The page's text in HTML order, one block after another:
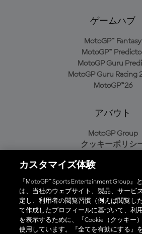
ゲームハブ
MotoGP™ Fantasy
MotoGP™
MotoGP Guru
MotoGP Guru Racing
MotoGP™26
アバウト
MotoGP Group
クッキーポリシ
プライバシーポリ
購入ポリシー
オフィシャルアプ
カスタマイズ体験
『MotoGP™ Sports Entertainment Group』
は、当社のウェブサイト、製品、サービ
定し、利用者の閲覧習慣（例えば閲覧し
て作成したプロフィールに基づいて、利
を表示するために、『Cookie（クッキー
使用しています。『全てを有効にする』